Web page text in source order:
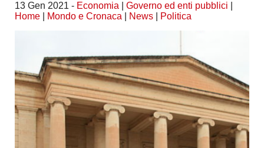
13 Gen 2021 - Economia Governo ed enti pubblici
Home
Mondo e Cronaca News Politica